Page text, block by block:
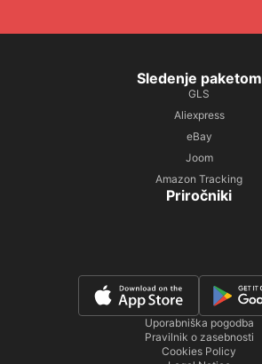
Sledenje paketom
GLS
Aliexpress
eBay
Joom
Amazon Tracking
Priročniki
Uporabniška pogodba
Pravilnik o zasebnosti
Cookies Policy